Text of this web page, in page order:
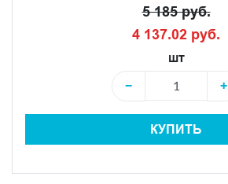
5 185 руб.
4 137.02 руб.
шт
−
+
КУПИТЬ